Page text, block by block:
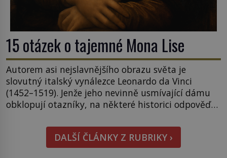
15 otázek o tajemné Mona Lise
Autorem asi nejslavnějšího obrazu světa je
slovutný italský vynálezce Leonardo da Vinci
(1452–1519). Jenže jeho nevinně usmívající dámu
obklopují otazníky, na některé historici odpověď
pověsil Napoleon? Samotný císař Napoleon
Bonaparte (1769–1821) má pro malbu slabost, a
tak si ji ještě jako první konzul přemístí do své
DALŠÍ ČLÁNKY Z RUBRIKY ›